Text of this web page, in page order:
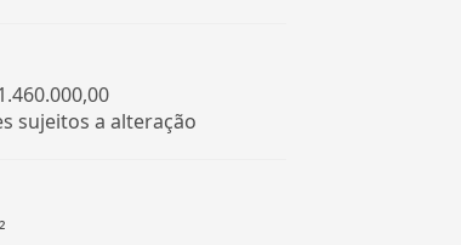
sujeitos a alteração